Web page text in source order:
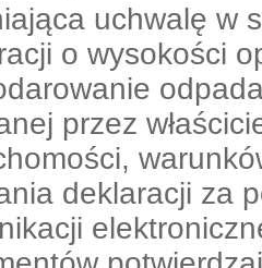
uchwalę w
o wysokości
przez
deklaracji za